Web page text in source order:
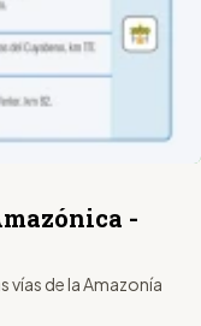
-
vías de la Amazonía